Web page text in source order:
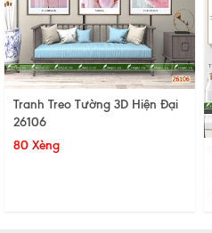
Tranh Treo Tường 3D Hiện Đại
26106
80 Xèng